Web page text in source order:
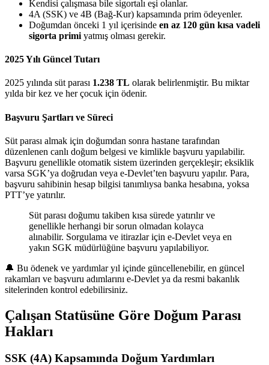
Kendisi çalışmasa bile sigortalı eşi olanlar.
4A (SSK) ve 4B (Bağ-Kur) kapsamında prim ödeyenler.
Doğumdan önceki 1 yıl içerisinde en az 120 gün kısa vadeli
sigorta primi yatmış olması gerekir.
2025 Yılı Güncel Tutarı
2025 yılında süt parası 1.238 TL olarak belirlenmiştir. Bu miktar
yılda bir kez ve her çocuk için ödenir.
Başvuru Şartları ve Süreci
Süt parası almak için doğumdan sonra hastane tarafından
düzenlenen canlı doğum belgesi ve kimlikle başvuru yapılabilir.
Başvuru genellikle otomatik sistem üzerinden gerçekleşir; eksiklik
varsa SGK’ya doğrudan veya e-Devlet’ten başvuru yapılır. Para,
başvuru sahibinin hesap bilgisi tanımlıysa banka hesabına, yoksa
PTT’ye yatırılır.
Süt parası doğumu takiben kısa sürede yatırılır ve
genellikle herhangi bir sorun olmadan kolayca
alınabilir. Sorgulama ve itirazlar için e-Devlet veya en
yakın SGK müdürlüğüne başvuru yapılabiliyor.
🔔 Bu ödenek ve yardımlar yıl içinde güncellenebilir, en güncel
rakamları ve başvuru adımlarını e-Devlet ya da resmi bakanlık
sitelerinden kontrol edebilirsiniz.
Çalışan Statüsüne Göre Doğum Parası
Hakları
SSK (4A) Kapsamında Doğum Yardımları